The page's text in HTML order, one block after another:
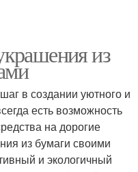
из
в создании уютного и
есть возможность
на дорогие
из бумаги своими
и экологичный